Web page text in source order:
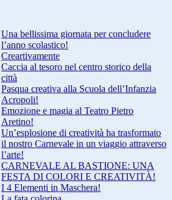
Una bellissima giornata per concludere
l’anno scolastico!
Creartivamente
Caccia al tesoro nel centro storico della
città
Pasqua creativa alla Scuola dell’Infanzia
Acropoli!
Emozione e magia al Teatro Pietro
Aretino!
Un’esplosione di creatività ha trasformato
il nostro Carnevale in un viaggio attraverso
l’arte!
CARNEVALE AL BASTIONE: UNA
FESTA DI COLORI E CREATIVITÀ!
I 4 Elementi in Maschera!